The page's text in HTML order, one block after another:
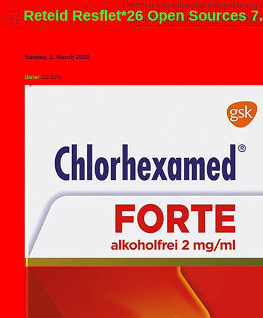
Reteid Resflet*26 Open Sources
Sunday, 1. March 2020
dieter12:17h